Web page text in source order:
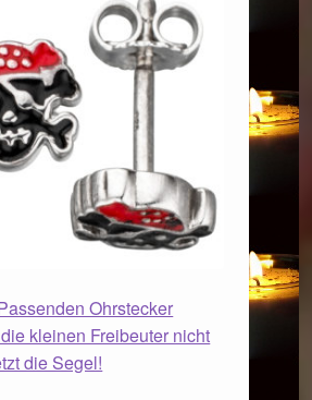
Ohrstecker
kleinen Freibeuter nicht
die Segel!